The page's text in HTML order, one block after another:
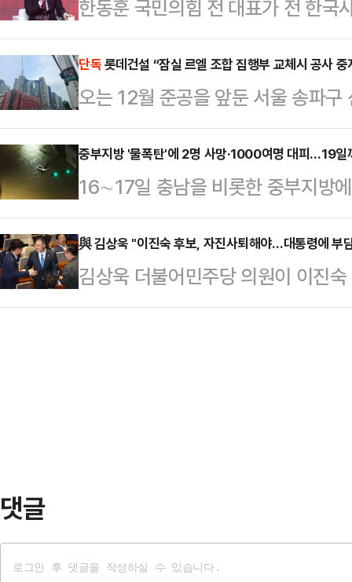
지고 있다. 윤 위원장의 개인적인
도에도, 윤 위원장은 혁신을 위한
정이라며 뒤로 물러날 수 없단 태세
국민의힘 비상대책위원회의 직후
응을 묻는 질문에 "'…
한동훈 국민의힘 전 대표가 전 한국
당한 것으로 알려지자 이를 문제 삼
대통령을 지지하면서 '부정선거 음
국민의힘에 입당하면서 전당대회
로 전해졌다.한동훈 전 대표는 17
음모론과 윤석열 어게인의 아이콘
서 어떻게 보실지 생각해야 한다"
본명인 전유관으로 국민의힘에…
단독롯데건설 “잠실 르엘 조합 집행부 교체시 공사 중
오는 12월 준공을 앞둔 서울 송파구
조합 내 갈등이 심화되면서 공사가
따르면 롯데건설은 최근 잠실 미성·
발생에 대한 우려의 건’ 공문을 보
되면 공사 중단을 검토하겠다”고
조합장 뿐만 아니라 이사 6인 전원,
직무정지 안건에 관련 결의가 있을
…
중부지방 '물폭탄'에 2명 사망·1000여명 대피…19
16∼17일 충남을 비롯한 중부지방
지고, 2명이 다쳤다. 또 1000명이
으로 몸을 피했다.17일 중앙재난안
오후 7시4분쯤 경기 오산시에서는
지나던 차량을 덮쳤다. 이 사고로
與 김상욱 "이진숙 후보, 자진사퇴해야…대통령에 부
김상욱 더불어민주당 의원이 이진
퇴를 촉구했다. 여당에서 이재명정
댓글